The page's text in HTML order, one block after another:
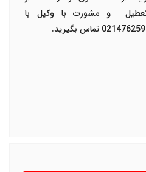
تعطیل و مشورت باوکیل با
تماس بگیرید.